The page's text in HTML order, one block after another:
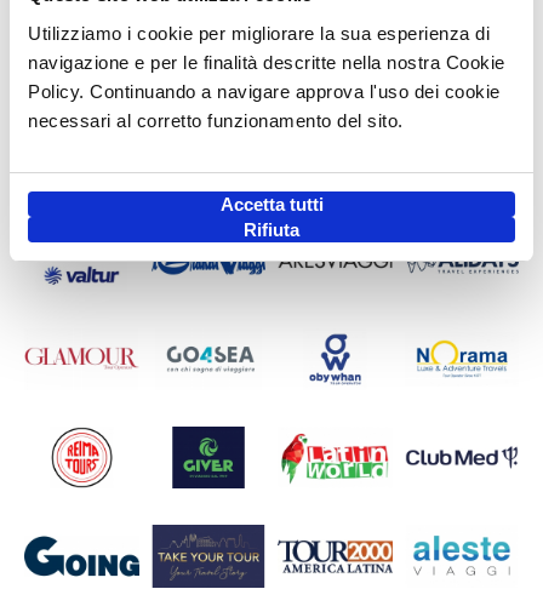
Utilizziamo i cookie per migliorare la sua esperienza di
navigazione e per le finalità descritte nella nostra Cookie
Policy. Continuando a navigare approva l'uso dei cookie
necessari al corretto funzionamento del sito.
Accetta tutti
Rifiuta